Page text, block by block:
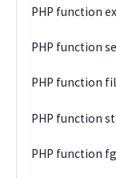
PHP function
PHP function
PHP function
PHP function
PHP function